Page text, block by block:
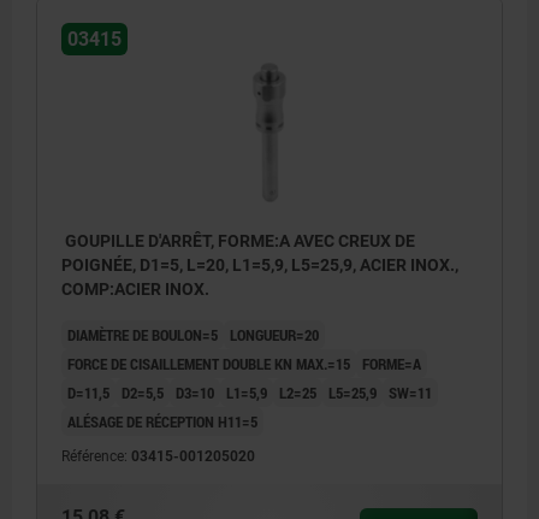
03415
GOUPILLE D'ARRÊT, FORME:A AVEC CREUX DE
POIGNÉE, D1=5, L=20, L1=5,9, L5=25,9, ACIER INOX.,
COMP:ACIER INOX.
DIAMÈTRE DE BOULON=5
LONGUEUR=20
FORCE DE CISAILLEMENT DOUBLE KN MAX.=15
FORME=A
D=11,5
D2=5,5 D3=10 L1=5,9 L2=25 L5=25,9
SW=11
ALÉSAGE DE RÉCEPTION H11=5
Référence: 03415-001205020